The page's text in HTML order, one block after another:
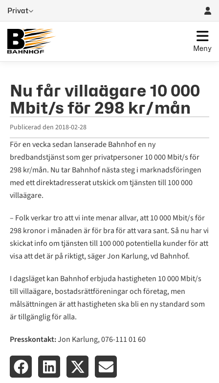
Privat
Meny
Nu får villaägare 10 000
Mbit/s för 298 kr/mån
Publicerad den 2018-02-28
För en vecka sedan lanserade Bahnhof en ny
bredbandstjänst som ger privatpersoner 10 000 Mbit/s för
298 kr/mån. Nu tar Bahnhof nästa steg i marknadsföringen
med ett direktadresserat utskick om tjänsten till 100 000
villaägare.
– Folk verkar tro att vi inte menar allvar, att 10 000 Mbit/s för
298 kronor i månaden är för bra för att vara sant. Så nu har vi
skickat info om tjänsten till 100 000 potentiella kunder för att
visa att det är på riktigt, säger Jon Karlung, vd Bahnhof.
I dagsläget kan Bahnhof erbjuda hastigheten 10 000 Mbit/s
till villaägare, bostadsrättföreningar och företag, men
målsättningen är att hastigheten ska bli en ny standard som
är tillgänglig för alla.
Presskontakt:Jon Karlung, 076-111 01 60